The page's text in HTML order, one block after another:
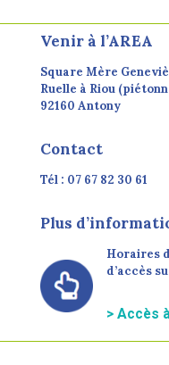
Venir à l’AREA
Square Mère
Ruelle à Riou
92160 Antony
Contact
Tél : 07 67 82 30 61
Plus
Horaires
d’accès
> Accès